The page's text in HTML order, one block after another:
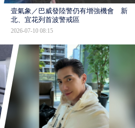
壹氣象／巴威發陸警仍有增強機會 新
北、宜花列首波警戒區
2026-07-10 08:15